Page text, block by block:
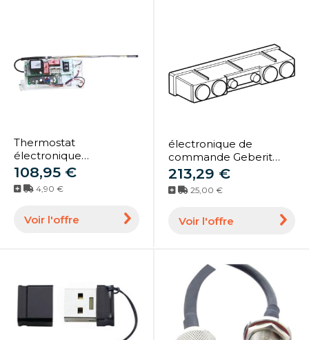
Thermostat
électronique
monophasé 230 V ACI
VM ATLANTIC 029324
108,95 €
4,90 €
Voir l'offre
électronique de
commande Geberit
pour commande
d'urinoir 243324001
intégrée
213,29 €
25,00 €
Voir l'offre